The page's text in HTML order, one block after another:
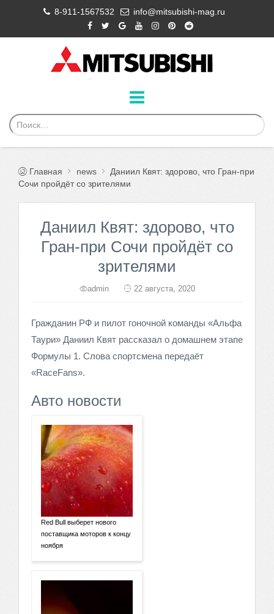
8-911-1567532 info@mitsubishi-mag.ru
Главная news
Даниил Квят: здорово, что Гран-при
Сочи пройдёт со зрителями
Даниил Квят: здорово, что
Гран-при Сочи пройдёт со
зрителями
admin 22 августа, 2020
Гражданин РФ и пилот гоночной команды «Альфа
Таури» Даниил Квят рассказал о домашнем этапе
Формулы 1. Слова спортсмена передаёт
«RaceFans».
Авто новости
Red Bull выберет нового
поставщика моторов к концу
ноября